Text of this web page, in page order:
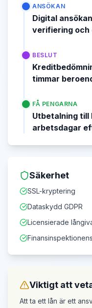
ANSÖKAN
Digital
verifiering och
BESLUT
timmar
FÅ PENGARNA
Utbetalning till
arbetsdagar
Säkerhet
SSL-kryptering
Dataskydd GDPR
Licensierade
Viktigt att
Att ta ett lån är ett